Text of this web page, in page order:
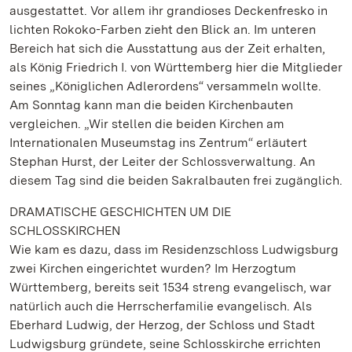
ausgestattet. Vor allem ihr grandioses Deckenfresko in
lichten Rokoko-Farben zieht den Blick an. Im unteren
Bereich hat sich die Ausstattung aus der Zeit erhalten,
als König Friedrich I. von Württemberg hier die Mitglieder
seines „Königlichen Adlerordens“ versammeln wollte.
Am Sonntag kann man die beiden Kirchenbauten
vergleichen. „Wir stellen die beiden Kirchen am
Internationalen Museumstag ins Zentrum“ erläutert
Stephan Hurst, der Leiter der Schlossverwaltung. An
diesem Tag sind die beiden Sakralbauten frei zugänglich.
DRAMATISCHE GESCHICHTEN UM DIE
SCHLOSSKIRCHEN
Wie kam es dazu, dass im Residenzschloss Ludwigsburg
zwei Kirchen eingerichtet wurden? Im Herzogtum
Württemberg, bereits seit 1534 streng evangelisch, war
natürlich auch die Herrscherfamilie evangelisch. Als
Eberhard Ludwig, der Herzog, der Schloss und Stadt
Ludwigsburg gründete, seine Schlosskirche errichten